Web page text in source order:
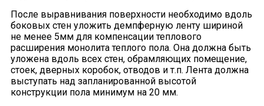
После выравнивания поверхности необходимо вдоль
боковых стен уложить демпферную ленту шириной
не менее 5мм для компенсации теплового
расширения монолита теплого пола. Она должна быть
уложена вдоль всех стен, обрамляющих помещение,
стоек, дверных коробок, отводов и т.п. Лента должна
выступать над запланированной высотой
конструкции пола минимум на 20 мм.